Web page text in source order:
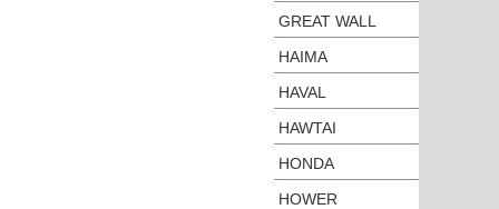
GREAT WALL
HAIMA
HAVAL
HAWTAI
HONDA
HOWER